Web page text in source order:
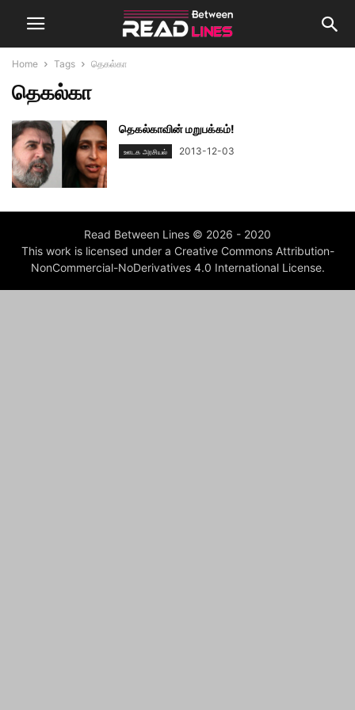
Home Tags தெகல்கா
தெகல்கா
தெகல்காவின் மறுபக்கம்!
ஊடக அரசியல் 2013-12-03
Read Between Lines © 2026 - 2020
This work is licensed under a Creative Commons Attribution-
NonCommercial-NoDerivatives 4.0 International License.